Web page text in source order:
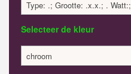
Type: .; Grootte: .x.x.; . Watt:;
Selecteer de kleur
chroom